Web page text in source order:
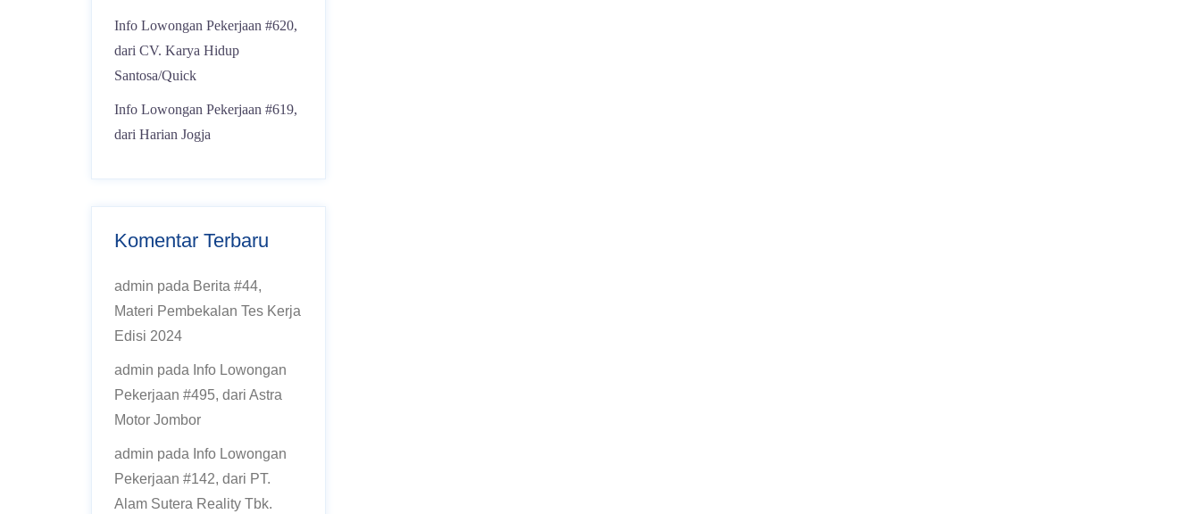
Info Lowongan Pekerjaan #620,
dari CV. Karya Hidup
Santosa/Quick
Info Lowongan Pekerjaan #619,
dari Harian Jogja
Komentar Terbaru
admin pada Berita #44,
Materi Pembekalan Tes Kerja
Edisi 2024
admin pada Info Lowongan
Pekerjaan #495, dari Astra
Motor Jombor
admin pada Info Lowongan
Pekerjaan #142, dari PT.
Alam Sutera Reality Tbk.